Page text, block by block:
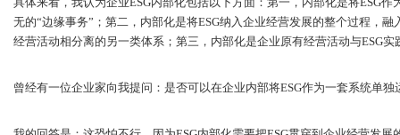
无的“边缘事务”；第二，内部化是将ESG纳入企业经营发展的整个过程，
经营活动相分离的另一类体系；第三，内部化是企业原有经营活动与ESG实
曾经有一位企业家向我提问：是否可以在企业内部将ESG作为一套系统单独